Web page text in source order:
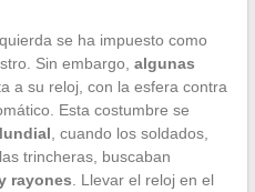
se ha impuesto como
Sin embargo, algunas
a su reloj, con la esfera contra
Esta costumbre se
, cuando los soldados,
trincheras, buscaban
rayones . Llevar el reloj en el